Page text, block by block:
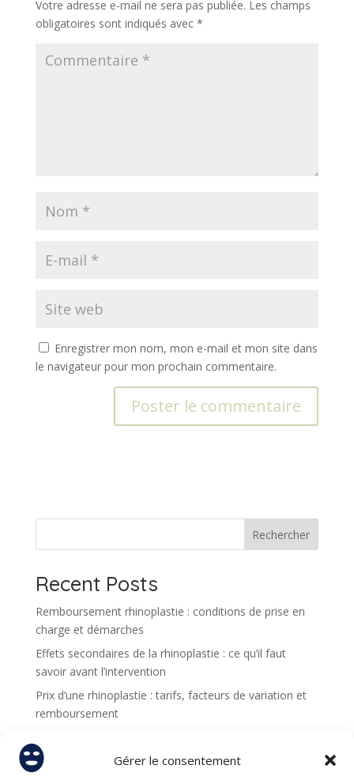
Gérer le consentement
Votre adresse e-mail ne sera pas publiée. Les champs
obligatoires sont indiqués avec *
Enregistrer mon nom, mon e-mail et mon site dans
le navigateur pour mon prochain commentaire.
i
e
:
Rechercher
Recent Posts
Remboursement rhinoplastie : conditions de prise en
charge et démarches
Effets secondaires de la rhinoplastie : ce qu’il faut
savoir avant l’intervention
Prix d’une rhinoplastie : tarifs, facteurs de variation et
remboursement
une rhinoplastie à Lyon ?